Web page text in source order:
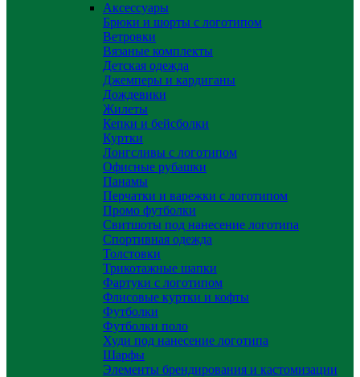
Аксессуары
Брюки и шорты с логотипом
Ветровки
Вязаные комплекты
Детская одежда
Джемперы и кардиганы
Дождевики
Жилеты
Кепки и бейсболки
Куртки
Лонгсливы с логотипом
Офисные рубашки
Панамы
Перчатки и варежки с логотипом
Промо футболки
Свитшоты под нанесение логотипа
Спортивная одежда
Толстовки
Трикотажные шапки
Фартуки с логотипом
Флисовые куртки и кофты
Футболки
Футболки поло
Худи под нанесение логотипа
Шарфы
Элементы брендирования и кастомизации